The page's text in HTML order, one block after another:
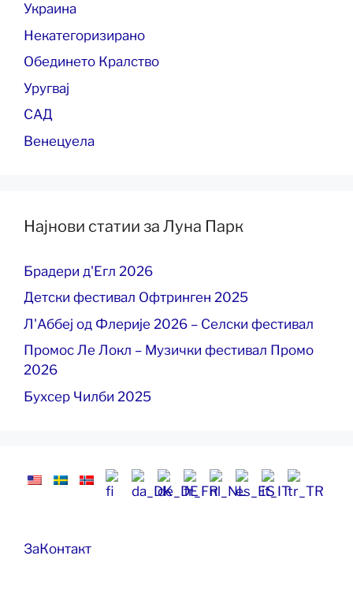
Украина
Некатегоризирано
Обединето Кралство
Уругвај
САД
Венецуела
Најнови статии за Луна Парк
Брадери д'Егл 2026
Детски фестивал Офтринген 2025
Л'Аббеј од Флерије 2026 – Селски фестивал
Промос Ле Локл – Музички фестивал Промо
2026
Бухсер Чилби 2025
ЗаКонтакт